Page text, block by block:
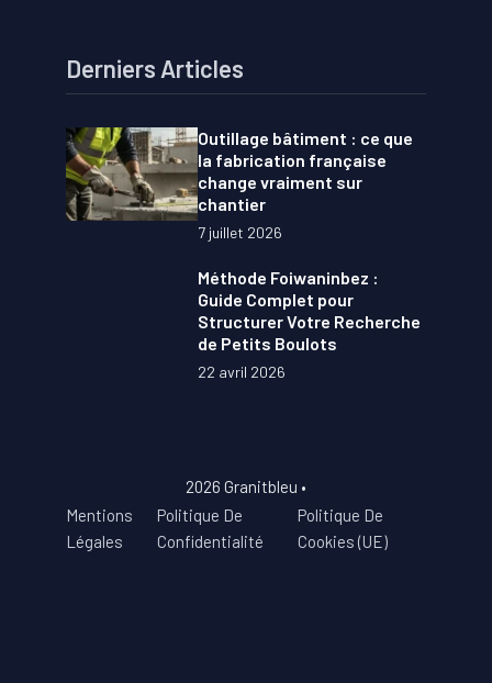
Derniers Articles
Outillage bâtiment : ce que
la fabrication française
change vraiment sur
chantier
7 juillet 2026
Méthode Foiwaninbez :
Guide Complet pour
Structurer Votre Recherche
de Petits Boulots
22 avril 2026
2026 Granitbleu •
Mentions
Légales
Politique De
Confidentialité
Politique De
Cookies (UE)